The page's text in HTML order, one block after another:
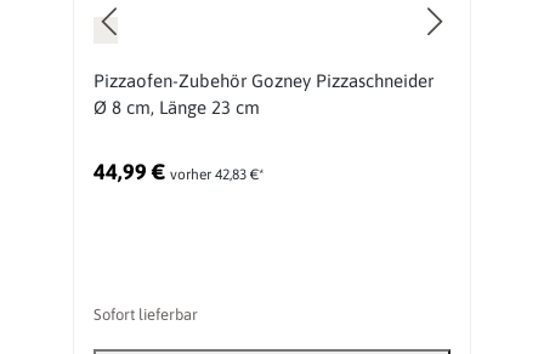
Pizzaofen-Zubehör Gozney Pizzaschneider
Ø 8 cm, Länge 23 cm
44,99 € vorher 42,83 €*
Sofort lieferbar